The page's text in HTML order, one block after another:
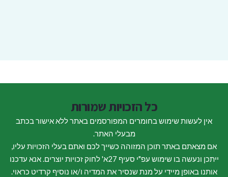
כל הזכויות שמורות
אין לעשות שימוש בחומרים המפורסמים באתר ללא אישור בכתב
מבעלי האתר.
אם מצאתם באתר תוכן המזוהה כשייך לכם ואתם בעלי הזכויות עליו,
ייתכן ונעשה בו שימוש עפ"י סעיף 27א' לחוק זכויות יוצרים. אנא עדכנו
אותנו באופן מיידי על מנת שנסיר את המדיה ו/או נוסיף קרדיט כראוי.